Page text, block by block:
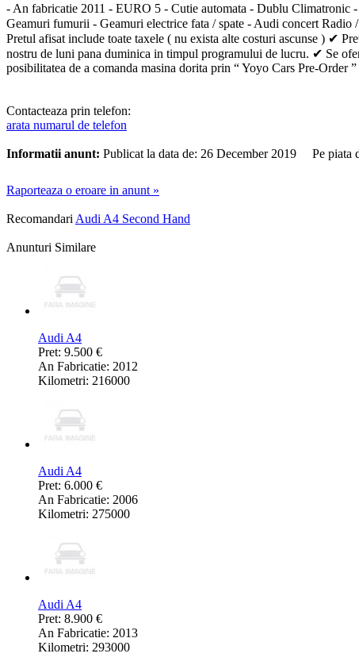
- An fabricatie 2011 - EURO 5 - Cutie automata - Dublu Climatronic
Geamuri fumurii - Geamuri electrice fata / spate - Audi concert
Pretul afisat include toate taxele ( nu exista alte costuri ascunse ) ✔
nostru de luni pana duminica in timpul programului de lucru. ✔ Se
posibilitatea de a comanda masina dorita prin “ Yoyo Cars Pre-
Contacteaza prin telefon:
arata numarul de telefon
Informatii anunt: Publicat la data de: 26 December 2019 Pe
Raporteaza o eroare in anunt »
Recomandari Audi A4 Second Hand
Anunturi Similare
Audi A4
Pret: 9.500 €
An Fabricatie: 2012
Kilometri: 216000
Audi A4
Pret: 6.000 €
An Fabricatie: 2006
Kilometri: 275000
Audi A4
Pret: 8.900 €
An Fabricatie: 2013
Kilometri: 293000